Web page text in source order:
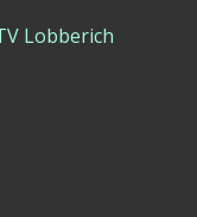
Lobberich